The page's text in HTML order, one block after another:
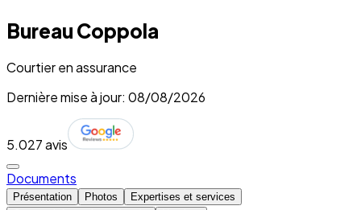
Bureau Coppola
Courtier en assurance
Dernière mise à jour: 08/08/2026
5.027 avis
Documents
Présentation Photos
Expertises et services